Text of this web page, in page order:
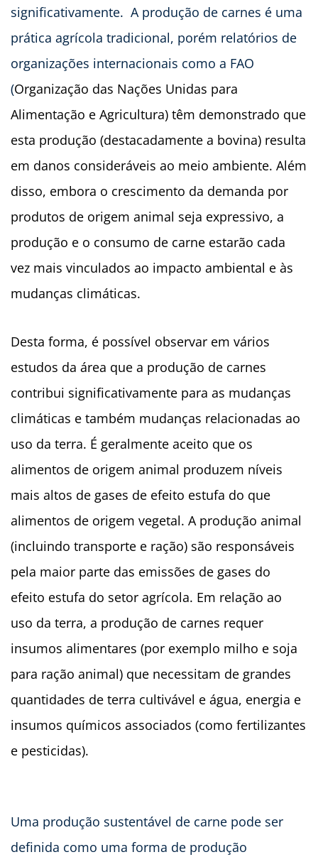
significativamente. A produção de carnes é uma
prática agrícola tradicional, porém relatórios de
organizações internacionais como a FAO
(Organização das Nações Unidas para
Alimentação e Agricultura) têm demonstrado que
esta produção (destacadamente a bovina) resulta
em danos consideráveis ao meio ambiente. Além
disso, embora o crescimento da demanda por
produtos de origem animal seja expressivo, a
produção e o consumo de carne estarão cada
vez mais vinculados ao impacto ambiental e às
mudanças climáticas.
Desta forma, é possível observar em vários
estudos da área que a produção de carnes
contribui significativamente para as mudanças
climáticas e também mudanças relacionadas ao
uso da terra. É geralmente aceito que os
alimentos de origem animal produzem níveis
mais altos de gases de efeito estufa do que
alimentos de origem vegetal. A produção animal
(incluindo transporte e ração) são responsáveis
pela maior parte das emissões de gases do
efeito estufa do setor agrícola. Em relação ao
uso da terra, a produção de carnes requer
insumos alimentares (por exemplo milho e soja
para ração animal) que necessitam de grandes
quantidades de terra cultivável e água, energia e
insumos químicos associados (como fertilizantes
e pesticidas).
Uma produção sustentável de carne pode ser
definida como uma forma de produção